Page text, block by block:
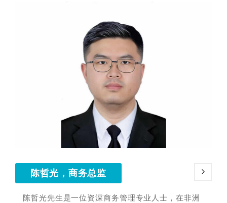
陈哲光，商务总监
陈哲光先生是一位资深商务管理专业人士，在非洲